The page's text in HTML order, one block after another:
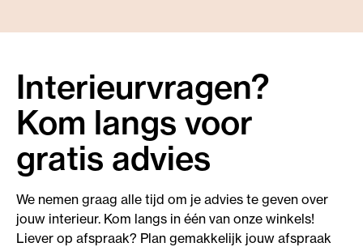
Interieurvragen?
Kom langs voor
gratis advies
We nemen graag alle tijd om je advies te geven over
jouw interieur. Kom langs in één van onze winkels!
Liever op afspraak? Plan gemakkelijk jouw afspraak